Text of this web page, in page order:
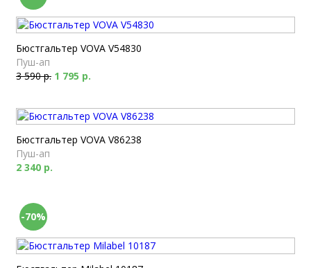
Бюстгальтер VOVA V54830
Пуш-ап
3 590 р. 1 795 р.
Бюстгальтер VOVA V86238
Пуш-ап
2 340 р.
-70%